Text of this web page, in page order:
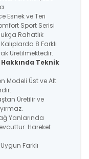
Esnek ve Teri
Sport Serisi
Rahatlık
8 Farklı
Üretilmektedir.
Teknik
Modeli Üst ve Alt
Üretilir ve
Yanlarında
Hareket
Farklı